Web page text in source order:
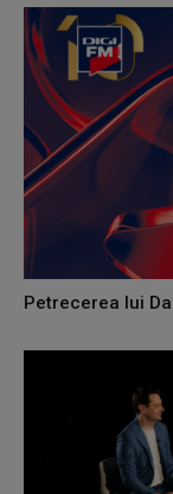
Petrecerea lui